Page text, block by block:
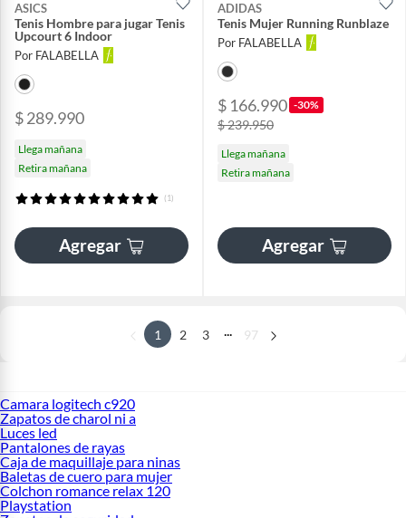
ASICS
Tenis Hombre para jugar Tenis
Upcourt 6 Indoor
Por FALABELLA
$ 289.990
Llega mañana
Retira mañana
(1)
Agregar
ADIDAS
Tenis Mujer Running Runblaze
Por FALABELLA
$ 166.990 -30%
$ 239.950
Llega mañana
Retira mañana
Agregar
1 2 3 ... 97
Camara logitech c920
Zapatos de charol ni a
Luces led
Pantalones de rayas
Caja de maquillaje para ninas
Baletas de cuero para mujer
Colchon romance relax 120
Playstation